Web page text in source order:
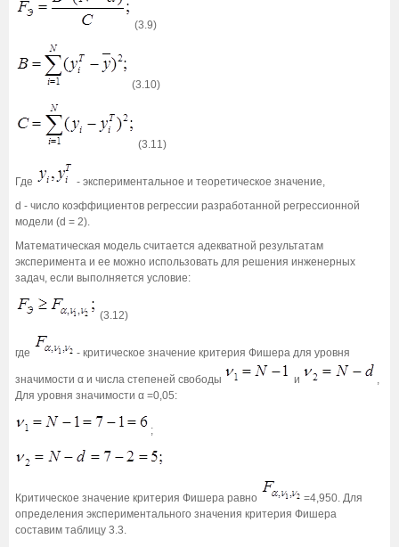
(3.9)
(3.10)
(3.11)
Где
- экспериментальное и теоретическое значение,
d - число коэффициентов регрессии разработанной регрессионной
модели (d = 2).
Математическая модель считается адекватной результатам
эксперимента и ее можно использовать для решения инженерных
задач, если выполняется условие:
(3.12)
где - критическое значение критерия Фишера для уровня
значимости α и числа степеней свободы и
,
Для уровня значимости α =0,05:
;
Критическое значение критерия Фишера равно
=4,950. Для
определения экспериментального значения критерия Фишера
составим таблицу 3.3.